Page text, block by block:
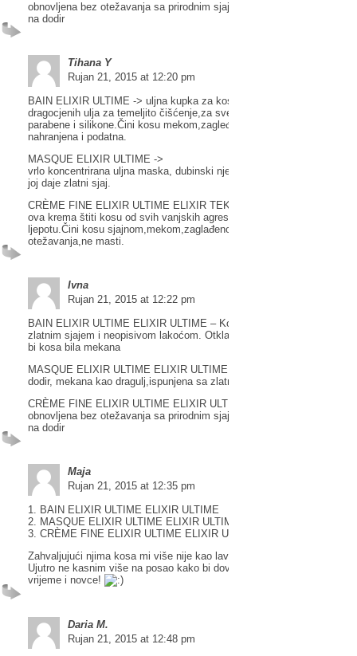
obnovljena bez otežavanja sa prirodnim sjajem i zaštitom. Kosa je
na dodir
Tihana Y
Rujan 21, 2015 at 12:20 pm
BAIN ELIXIR ULTIME -> uljna kupka za kosu,ima najveću
dragocjenih ulja za temeljito čišćenje,za sve tipove kose te ne sadrži
parabene i silikone.Čini kosu mekom,zagleđenom,daje zlatni sjaj.Kosa
nahranjena i podatna.
MASQUE ELIXIR ULTIME ->
vrlo koncentrirana uljna maska, dubinski njeguje,hrani i hidratizira
joj daje zlatni sjaj.
CRÈME FINE ELIXIR ULTIME ELIXIR TEKSTURIZACIJA ->
ova krema štiti kosu od svih vanjskih agresora te otkriva njenu prirodnu
ljepotu.Čini kosu sjajnom,mekom,zaglađenom i zaštičenom,bez
otežavanja,ne masti.
Ivna
Rujan 21, 2015 at 12:22 pm
BAIN ELIXIR ULTIME ELIXIR ULTIME – Kosa dobiva bogat dodir sa
zlatnim sjajem i neopisivom lakoćom. Otklanja i nježno čisti nečistoće
bi kosa bila mekana
MASQUE ELIXIR ULTIME ELIXIR ULTIME – Obogaćena kosa je
dodir, mekana kao dragulj,ispunjena sa zlatnim sjajem
CRÈME FINE ELIXIR ULTIME ELIXIR ULTIME – Kosa je hidratizirana
obnovljena bez otežavanja sa prirodnim sjajem i zaštitom. Kosa je
na dodir
Maja
Rujan 21, 2015 at 12:35 pm
1. BAIN ELIXIR ULTIME ELIXIR ULTIME
2. MASQUE ELIXIR ULTIME ELIXIR ULTIME
3. CRÈME FINE ELIXIR ULTIME ELIXIR ULTIME
Zahvaljujući njima kosa mi više nije kao lavlja griva, a čak je i mekana.
Ujutro ne kasnim više na posao kako bi dovela kosu u red čime štedim
vrijeme i novce!
Daria M.
Rujan 21, 2015 at 12:48 pm